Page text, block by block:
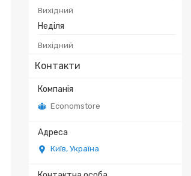
Вихідний
Неділя
Вихідний
Контакти
Economstore
Київ, Україна